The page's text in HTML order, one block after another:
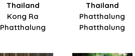
Thailand
Kong Ra
Phatthalung
Thailand
Phatthalung
Phatthalung